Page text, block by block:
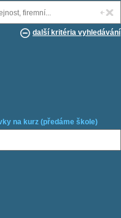
další kritéria vyhledávání
na kurz (předáme škole)